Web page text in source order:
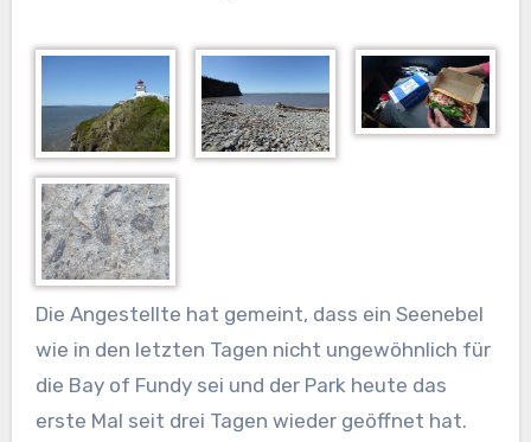
Die Angestellte hat gemeint, dass ein Seenebel
wie in den letzten Tagen nicht ungewöhnlich für
die Bay of Fundy sei und der Park heute das
erste Mal seit drei Tagen wieder geöffnet hat.